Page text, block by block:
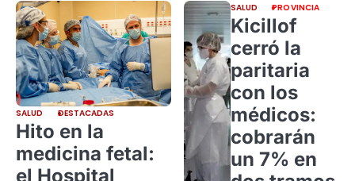
SALUD DESTACADAS
Hito en la
medicina fetal:
el Hospital
SALUD PROVINCIA
Kicillof
cerró la
paritaria
con los
médicos:
cobrarán
un 7% en